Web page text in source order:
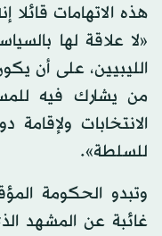
هذه الاتهامات قائلا
«لا علاقة لها
الليبيين، على أن
من يشارك فيه
الانتخابات
للسلطة».
وتبدو الحكومة
غائبة عن المشهد